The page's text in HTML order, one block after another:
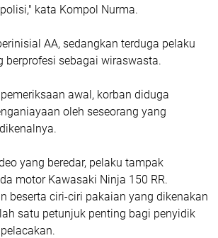
kata Kompol Nurma.
AA, sedangkan terduga pelaku
berprofesi sebagai wiraswasta.
awal, korban diduga
oleh seseorang yang
yang beredar, pelaku tampak
motor Kawasaki Ninja 150 RR.
beserta ciri-ciri pakaian yang dikenakan
satu petunjuk penting bagi penyidik